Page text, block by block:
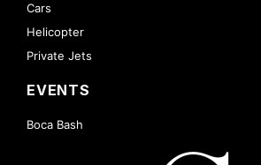
Cars
Helicopter
Private Jets
EVENTS
Boca Bash